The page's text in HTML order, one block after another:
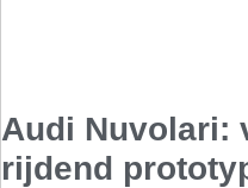
Audi Nuvolari:
rijdend